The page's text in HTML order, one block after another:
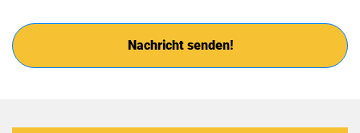
Nachricht senden!